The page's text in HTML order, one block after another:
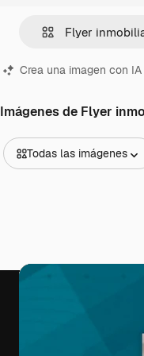
Crea una imagen con IA
Imágenes de Flyer
Todas las imágenes
Vídeos